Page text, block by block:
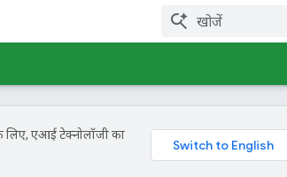
लिए, एआई टेक्नोलॉजी का